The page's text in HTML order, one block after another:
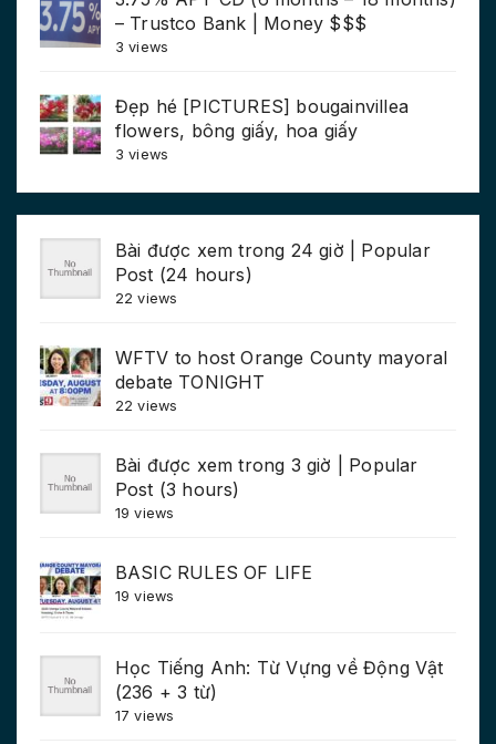
– Trustco Bank | Money $$$
3 views
Đẹp hé [PICTURES] bougainvillea
flowers, bông giấy, hoa giấy
3 views
Bài được xem trong 24 giờ | Popular
Post (24 hours)
22 views
WFTV to host Orange County mayoral
debate TONIGHT
22 views
Bài được xem trong 3 giờ | Popular
Post (3 hours)
19 views
BASIC RULES OF LIFE
19 views
Học Tiếng Anh: Từ Vựng về Động Vật
(236 + 3 từ)
17 views